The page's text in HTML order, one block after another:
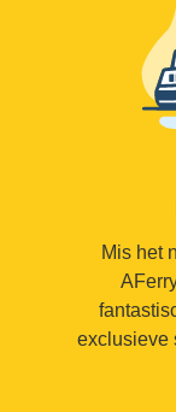
Mis het
exclusieve